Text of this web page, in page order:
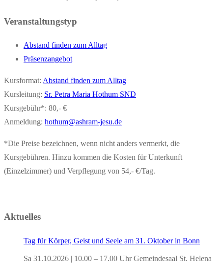
Veranstaltungstyp
Abstand finden zum Alltag
Präsenzangebot
Kursformat: Abstand finden zum Alltag
Kursleitung: Sr. Petra Maria Hothum SND
Kursgebühr*: 80,- €
Anmeldung: hothum@ashram-jesu.de
*Die Preise bezeichnen, wenn nicht anders vermerkt, die
Kursgebühren. Hinzu kommen die Kosten für Unterkunft
(Einzelzimmer) und Verpflegung von 54,- €/Tag.
Aktuelles
Tag für Körper, Geist und Seele am 31. Oktober in Bonn
Sa 31.10.2026 | 10.00 – 17.00 Uhr Gemeindesaal St. Helena